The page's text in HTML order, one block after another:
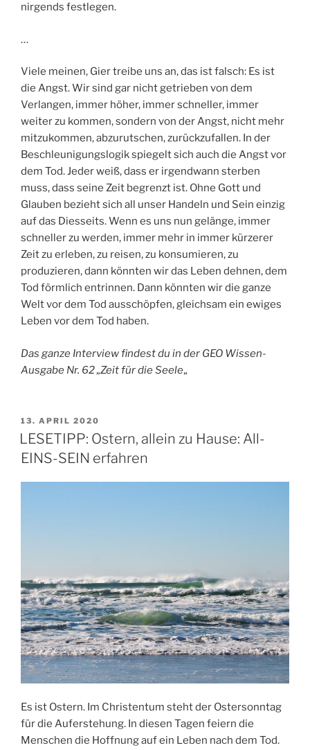
nirgends festlegen.
…
Viele meinen, Gier treibe uns an, das ist falsch: Es ist
die Angst. Wir sind gar nicht getrieben von dem
Verlangen, immer höher, immer schnel­ler, immer
weiter zu kommen, sondern von der Angst, nicht mehr
mitzukom­men, abzurutschen, zurückzufallen. In der
Beschleunigungslogik spiegelt sich auch die Angst vor
dem Tod. Jeder weiß, dass er irgendwann sterben
muss, dass seine Zeit begrenzt ist. Ohne Gott und
Glauben bezieht sich all unser Handeln und Sein einzig
auf das Diesseits. Wenn es uns nun gelänge, immer
schneller zu werden, immer mehr in immer kürzerer
Zeit zu erleben, zu reisen, zu konsumieren, zu
produzieren, dann könnten wir das Leben dehnen, dem
Tod förmlich entrinnen. Dann könnten wir die ganze
Welt vor dem Tod ausschöpfen, gleichsam ein ewiges
Leben vor dem Tod haben.
Das ganze Interview findest du in der GEO Wissen-
Ausgabe Nr. 62 „Zeit für die Seele„
VERÖFFENTLICHT
AM
13. APRIL 2020
LESETIPP: Ostern, allein zu Hause: All-
EINS-SEIN erfahren
Es ist Ostern. Im Christentum steht der Ostersonntag
für die Auferstehung. In diesen Tagen feiern die
Menschen die Hoffnung auf ein Leben nach dem Tod.